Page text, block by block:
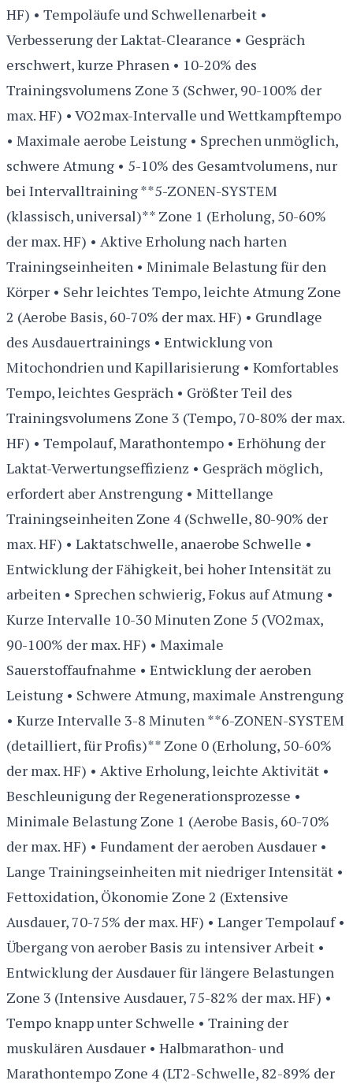
HF) • Tempoläufe und Schwellenarbeit •
Verbesserung der Laktat-Clearance • Gespräch
erschwert, kurze Phrasen • 10-20% des
Trainingsvolumens Zone 3 (Schwer, 90-100% der
max. HF) • VO2max-Intervalle und Wettkampftempo
• Maximale aerobe Leistung • Sprechen unmöglich,
schwere Atmung • 5-10% des Gesamtvolumens, nur
bei Intervalltraining **5-ZONEN-SYSTEM
(klassisch, universal)** Zone 1 (Erholung, 50-60%
der max. HF) • Aktive Erholung nach harten
Trainingseinheiten • Minimale Belastung für den
Körper • Sehr leichtes Tempo, leichte Atmung Zone
2 (Aerobe Basis, 60-70% der max. HF) • Grundlage
des Ausdauertrainings • Entwicklung von
Mitochondrien und Kapillarisierung • Komfortables
Tempo, leichtes Gespräch • Größter Teil des
Trainingsvolumens Zone 3 (Tempo, 70-80% der max.
HF) • Tempolauf, Marathontempo • Erhöhung der
Laktat-Verwertungseffizienz • Gespräch möglich,
erfordert aber Anstrengung • Mittellange
Trainingseinheiten Zone 4 (Schwelle, 80-90% der
max. HF) • Laktatschwelle, anaerobe Schwelle •
Entwicklung der Fähigkeit, bei hoher Intensität zu
arbeiten • Sprechen schwierig, Fokus auf Atmung •
Kurze Intervalle 10-30 Minuten Zone 5 (VO2max,
90-100% der max. HF) • Maximale
Sauerstoffaufnahme • Entwicklung der aeroben
Leistung • Schwere Atmung, maximale Anstrengung
• Kurze Intervalle 3-8 Minuten **6-ZONEN-SYSTEM
(detailliert, für Profis)** Zone 0 (Erholung, 50-60%
der max. HF) • Aktive Erholung, leichte Aktivität •
Beschleunigung der Regenerationsprozesse •
Minimale Belastung Zone 1 (Aerobe Basis, 60-70%
der max. HF) • Fundament der aeroben Ausdauer •
Lange Trainingseinheiten mit niedriger Intensität •
Fettoxidation, Ökonomie Zone 2 (Extensive
Ausdauer, 70-75% der max. HF) • Langer Tempolauf •
Übergang von aerober Basis zu intensiver Arbeit •
Entwicklung der Ausdauer für längere Belastungen
Zone 3 (Intensive Ausdauer, 75-82% der max. HF) •
Tempo knapp unter Schwelle • Training der
muskulären Ausdauer • Halbmarathon- und
Marathontempo Zone 4 (LT2-Schwelle, 82-89% der